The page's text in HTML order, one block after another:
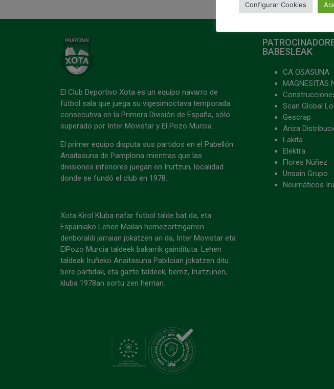
El Club Deportivo Xota es un equipo navarro de
fútbol sala que juega su vigesimoctava temporada
consecutiva en la Primera División de España, sólo
superado por Inter Movistar y El Pozo Murcia.
El primer equipo disputa sus partidos en el Pabellón
Anaitasuna de Pamplona mientras que las
divisiones inferiores juegan en Irurtzun, localidad
donde se fundó el club en 1978.
Xota Kirol Kluba nafar futbol talde bat da, eta
Espainiako Lehen Mailan hemezortzigarren
denboraldi jarraian jokatzen ari da, Inter Movistar eta
ElPozo Murcia taldeek bakarrik gaindituta. Lehen
taldeak Iruñeko Anaitasuna Pabiloian jokatzen ditu
bere partidak, eta gazte taldeek, berriz, Irurtzunen,
kluba 1978an sortu zen herrian.
BABESLEAK
CA OSASUNA
MAGNESITAS
Scan Global
Gescrap
Ariza
Lakita
Elektra
Flores Núñez
Unsain Grupo
Neumáticos
Configurar Cookies